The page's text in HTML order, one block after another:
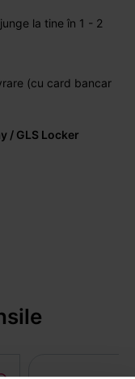
la tine în 1 - 2
(cu card bancar
/ GLS Locker